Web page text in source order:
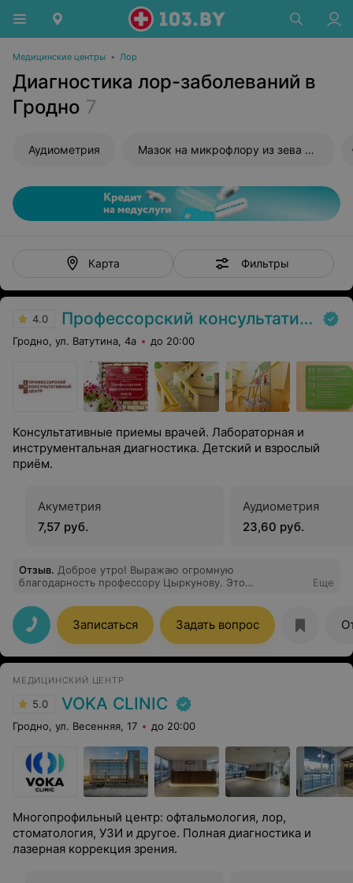
Медицинские центры • Лор
Диагностика лор-заболеваний в
Гродно 7
Аудиометрия Мазок на микрофлору из зева и носа
Карта Фильтры
4.0 Профессорский консультативный центр г. Гродно
Гродно, ул. Ватутина, 4а до 20:00
Консультативные приемы врачей. Лабораторная и
инструментальная диагностика. Детский и взрослый
приём.
Акуметрия
7,57 руб.
Аудиометрия
23,60 руб.
Отзыв. Доброе утро! Выражаю огромную
благодарность профессору Цыркунову. Это
кого-то возникнут проблемы с печенью, особенно
вопросы, связанные с диагнозом: гепатит, то
обращайтесь только к этому врачу. Больше в Гродно
никто не поможет. Спасибо огромное.
Еще
Записаться Задать вопрос
МЕДИЦИНСКИЙ ЦЕНТР
5.0 VOKA CLINIC
Гродно, ул. Весенняя, 17 до 20:00
Многопрофильный центр: офтальмология, лор,
стоматология, УЗИ и другое. Полная диагностика и
лазерная коррекция зрения.